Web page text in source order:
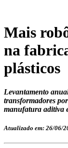
Mais
na
plásticos
Levantamento
transformadores
manufatura aditiva
Atualizado em: 26/06/